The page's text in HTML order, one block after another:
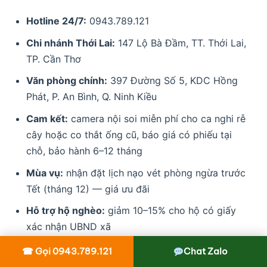
Hotline 24/7: 0943.789.121
Chi nhánh Thới Lai: 147 Lộ Bà Đầm, TT. Thới Lai,
TP. Cần Thơ
Văn phòng chính: 397 Đường Số 5, KDC Hồng
Phát, P. An Bình, Q. Ninh Kiều
Cam kết: camera nội soi miễn phí cho ca nghi rễ
cây hoặc co thắt ống cũ, báo giá có phiếu tại
chỗ, bảo hành 6–12 tháng
Mùa vụ: nhận đặt lịch nạo vét phòng ngừa trước
Tết (tháng 12) — giá ưu đãi
Hỗ trợ hộ nghèo: giảm 10–15% cho hộ có giấy
xác nhận UBND xã
Gọi ngay0943.789.121
để được tư vấn miễn phí về
☎ Gọi 0943.789.121 Chat Zalo